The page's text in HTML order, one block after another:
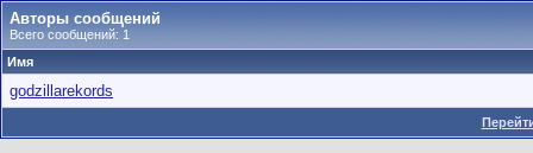
Авторы сообщений
Всего сообщений: 1
Имя
godzillarekords